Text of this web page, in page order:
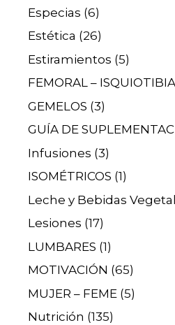
Especias (6)
Estética (26)
Estiramientos (5)
FEMORAL –
GEMELOS (3)
GUÍA DE
Infusiones (3)
ISOMÉTRICOS (1)
Leche y Bebidas
Lesiones (17)
LUMBARES (1)
MOTIVACIÓN (65)
MUJER – FEME (5)
Nutrición (135)